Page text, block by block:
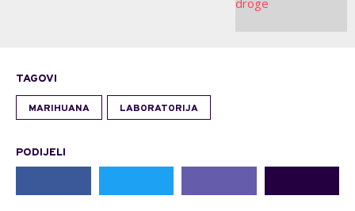
TAGOVI
MARIHUANA LABORATORIJA
PODIJELI